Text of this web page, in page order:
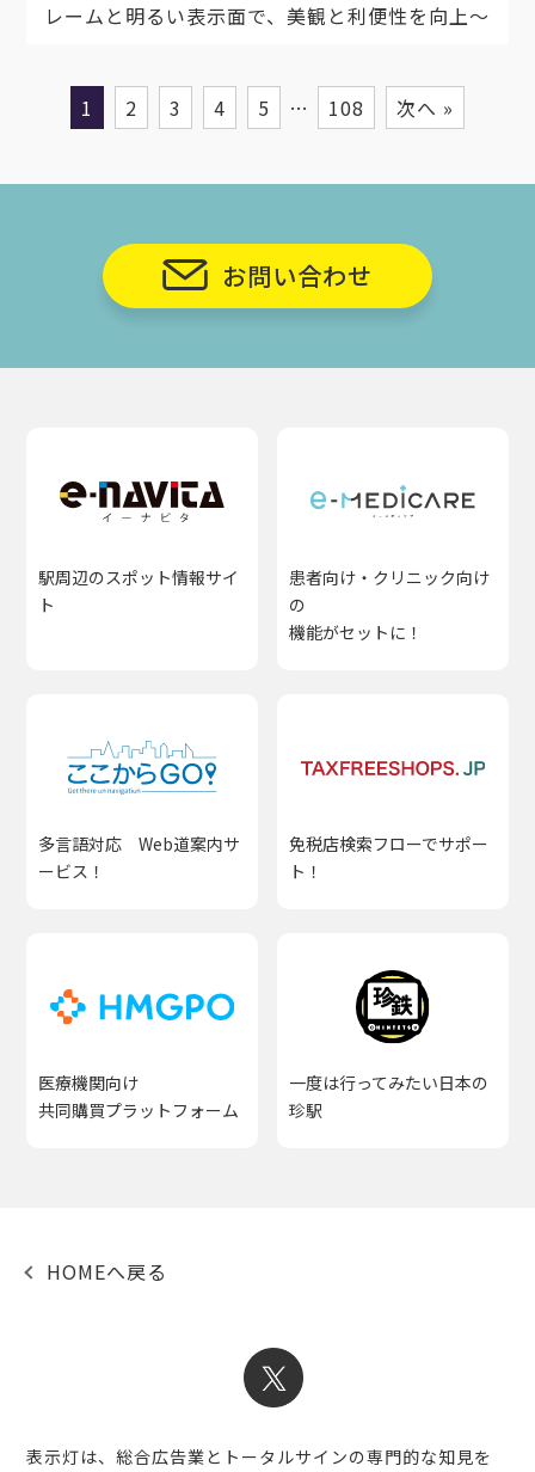
レームと明るい表示面で、美観と利便性を向上～
1 2 3 4 5 … 108 次へ »
お問い合わせ
駅周辺のスポット情報サイ
ト
患者向け・クリニック向け
の
機能がセットに！
多言語対応 Web道案内サ
ービス！
免税店検索フローでサポー
ト！
医療機関向け
共同購買プラットフォーム
一度は行ってみたい日本の
珍駅
HOMEへ戻る
表示灯は、総合広告業とトータルサインの専門的な知見を